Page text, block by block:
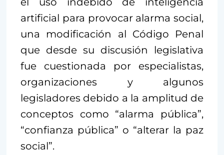
artificial para provocar alarma social,
una modificación al Código Penal
que desde su discusión legislativa
fue cuestionada por especialistas,
organizaciones y algunos
legisladores debido a la amplitud de
conceptos como “alarma pública”,
“confianza pública” o “alterar la paz
social”.